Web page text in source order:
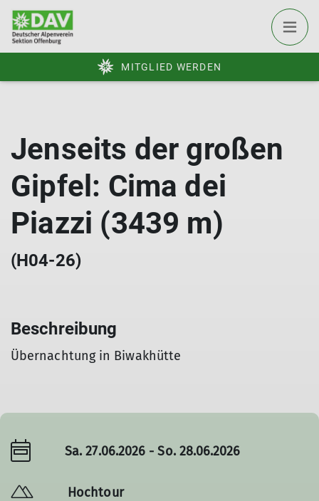
MITGLIED WERDEN
Jenseits der großen
Gipfel: Cima dei
Piazzi (3439 m)
(H04-26)
Beschreibung
Übernachtung in Biwakhütte
Sa. 27.06.2026 - So. 28.06.2026
Hochtour